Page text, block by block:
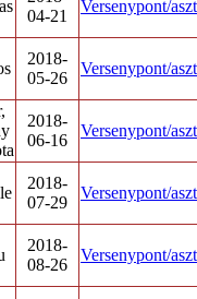
04-21
Versenypont/
2018-
05-26
Versenypont/
2018-
06-16
Versenypont/
2018-
07-29
Versenypont/
2018-
08-26
Versenypont/